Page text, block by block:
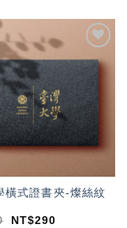
加入
單」
橫式證書夾-燦絲紋
NT$290